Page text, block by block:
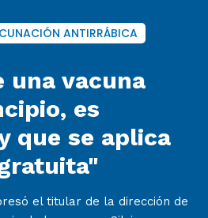
ANTIRRÁBICA
una vacuna
es
que se aplica
el titular de la dirección de